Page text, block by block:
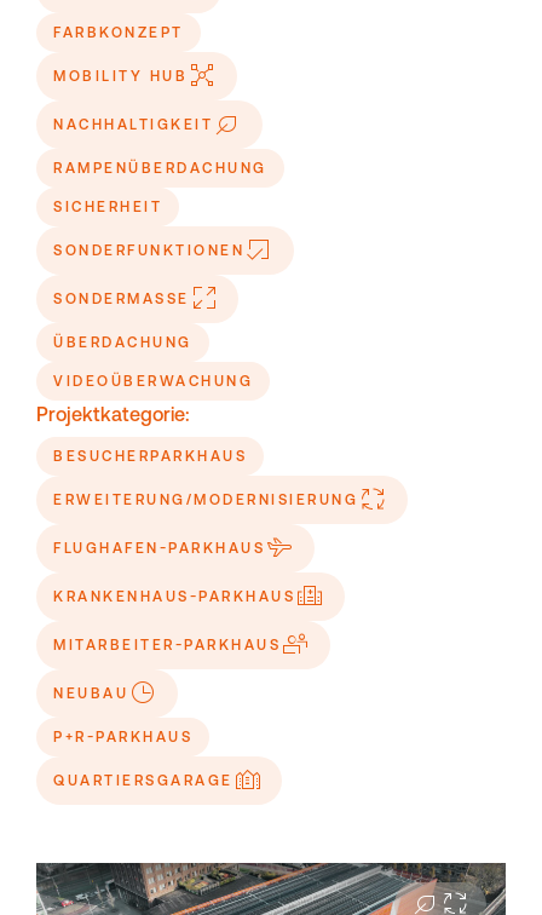
FARBKONZEPT
MOBILITY HUB
NACHHALTIGKEIT
RAMPENÜBERDACHUNG
SICHERHEIT
SONDERFUNKTIONEN
SONDERMASSE
ÜBERDACHUNG
VIDEOÜBERWACHUNG
Projektkategorie:
BESUCHERPARKHAUS
ERWEITERUNG/MODERNISIERUNG
FLUGHAFEN-PARKHAUS
KRANKENHAUS-PARKHAUS
MITARBEITER-PARKHAUS
NEUBAU
P+R-PARKHAUS
QUARTIERSGARAGE